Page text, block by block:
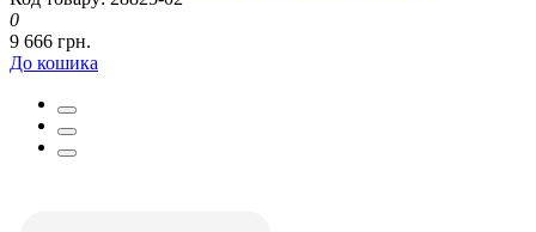
0
9 666 грн.
До кошика